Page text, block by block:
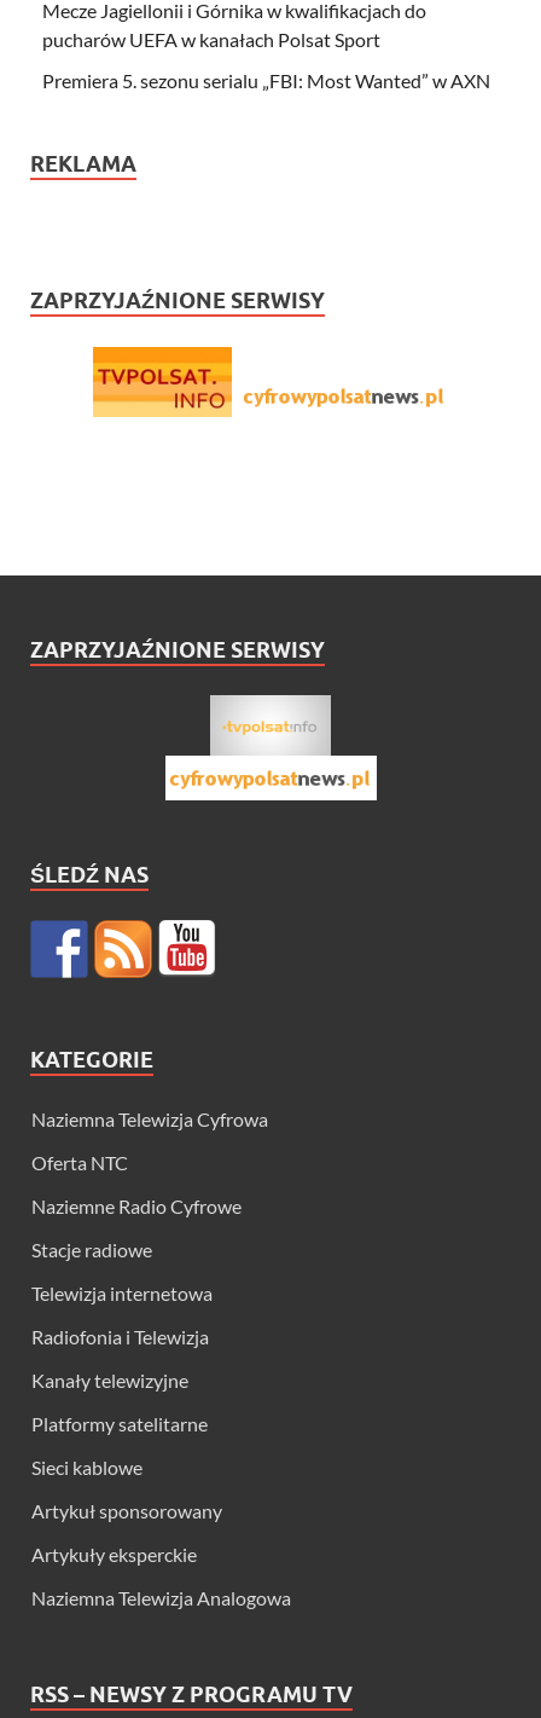
Mecze Jagiellonii i Górnika w kwalifikacjach do
pucharów UEFA w kanałach Polsat Sport
Premiera 5. sezonu serialu „FBI: Most Wanted” w AXN
REKLAMA
ZAPRZYJAŹNIONE SERWISY
ZAPRZYJAŹNIONE SERWISY
ŚLEDŹ NAS
KATEGORIE
Naziemna Telewizja Cyfrowa
Oferta NTC
Naziemne Radio Cyfrowe
Stacje radiowe
Telewizja internetowa
Radiofonia i Telewizja
Kanały telewizyjne
Platformy satelitarne
Sieci kablowe
Artykuł sponsorowany
Artykuły eksperckie
Naziemna Telewizja Analogowa
RSS – NEWSY Z PROGRAMU TV